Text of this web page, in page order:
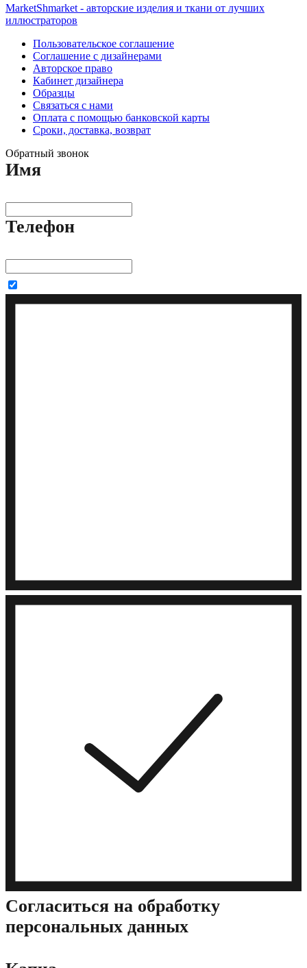
MarketShmarket - авторские изделия и ткани от лучших
иллюстраторов
Пользовательское соглашение
Соглашение с дизайнерами
Авторское право
Кабинет дизайнера
Образцы
Связаться с нами
Оплата с помощью банковской карты
Сроки, доставка, возврат
Обратный звонок
Имя
Телефон
Cогласиться на обработку
персональных данных